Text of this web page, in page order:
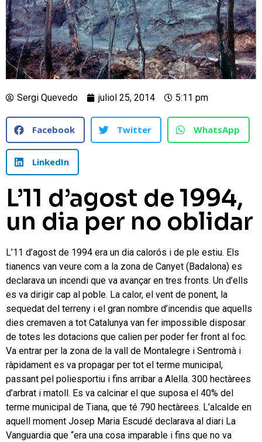
Sergi Quevedo juliol 25, 2014 5:11 pm
Facebook Twitter WhatsApp
LinkedIn
L’11 d’agost de 1994,
un dia per no oblidar
L’11 d’agost de 1994 era un dia calorós i de ple estiu. Els
tianencs van veure com a la zona de Canyet (Badalona) es
declarava un incendi que va avançar en tres fronts. Un d’ells
es va dirigir cap al poble. La calor, el vent de ponent, la
sequedat del terreny i el gran nombre d’incendis que aquells
dies cremaven a tot Catalunya van fer impossible disposar
de totes les dotacions que calien per poder fer front al foc.
Va entrar per la zona de la vall de Montalegre i Sentromà i
ràpidament es va propagar per tot el terme municipal,
passant pel poliesportiu i fins arribar a Alella. 300 hectàrees
d’arbrat i matoll. Es va calcinar el que suposa el 40% del
terme municipal de Tiana, que té 790 hectàrees. L’alcalde en
aquell moment Josep Maria Escudé declarava al diari La
Vanguardia que “era una cosa imparable i fins que no va